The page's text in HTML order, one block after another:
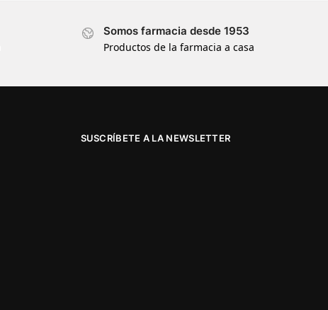
Somos farmacia desde 1953
Productos de la farmacia a casa
SUSCRÍBETE A LA NEWSLETTER